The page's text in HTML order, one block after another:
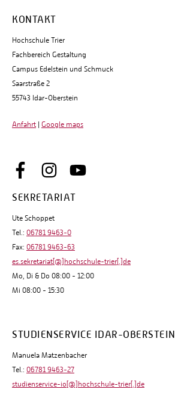
KONTAKT
Hochschule Trier
Fachbereich Gestaltung
Campus Edelstein und Schmuck
Saarstraße 2
55743 Idar-Oberstein
Anfahrt | Google maps
SEKRETARIAT
Ute Schoppet
Tel.: 06781 9463-0
Fax: 06781 9463-63
es.sekretariat[@]hochschule-trier[.]de
Mo, Di & Do 08:00 - 12:00
Mi 08:00 - 15:30
STUDIENSERVICE IDAR-OBERSTEIN
Manuela Matzenbacher
Tel.: 06781 9463-27
studienservice-io[@]hochschule-trier[.]de